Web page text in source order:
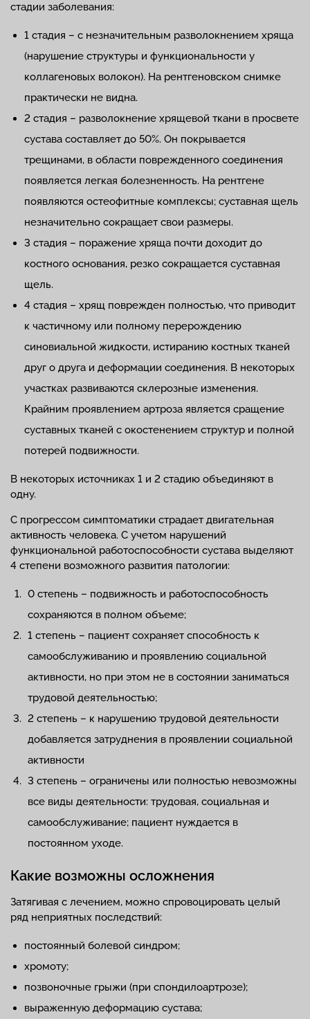
стадии заболевания:
1 стадия – с незначительным разволокнением хряща
(нарушение структуры и функциональности у
коллагеновых волокон). На рентгеновском снимке
практически не видна.
2 стадия – разволокнение хрящевой ткани в просвете
сустава составляет до 50%. Он покрывается
трещинами, в области поврежденного соединения
появляется легкая болезненность. На рентгене
появляются остеофитные комплексы; суставная щель
незначительно сокращает свои размеры.
3 стадия – поражение хряща почти доходит до
костного основания, резко сокращается суставная
щель.
4 стадия – хрящ поврежден полностью, что приводит
к частичному или полному перерождению
синовиальной жидкости, истиранию костных тканей
друг о друга и деформации соединения. В некоторых
участках развиваются склерозные изменения.
Крайним проявлением артроза является сращение
суставных тканей с окостенением структур и полной
потерей подвижности.
В некоторых источниках 1 и 2 стадию объединяют в
одну.
С прогрессом симптоматики страдает двигательная
активность человека. С учетом нарушений
функциональной работоспособности сустава выделяют
4 степени возможного развития патологии:
0 степень – подвижность и работоспособность
сохраняются в полном объеме;
1 степень – пациент сохраняет способность к
самообслуживанию и проявлению социальной
активности, но при этом не в состоянии заниматься
трудовой деятельностью;
2 степень – к нарушению трудовой деятельности
добавляется затруднения в проявлении социальной
активности
3 степень – ограничены или полностью невозможны
все виды деятельности: трудовая, социальная и
самообслуживание; пациент нуждается в
постоянном уходе.
Какие возможны осложнения
Затягивая с лечением, можно спровоцировать целый
ряд неприятных последствий:
постоянный болевой синдром;
хромоту;
позвоночные грыжи (при спондилоартрозе);
выраженную деформацию сустава;